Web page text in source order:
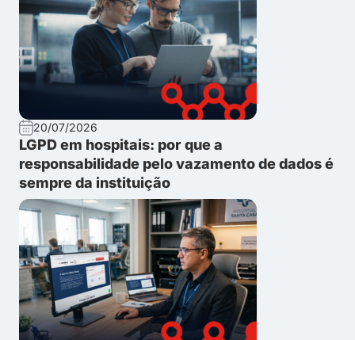
20/07/2026
LGPD em hospitais: por que a
responsabilidade pelo vazamento de dados é
sempre da instituição